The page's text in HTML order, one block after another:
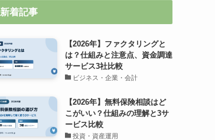
新着記事
【2026年】ファクタリングと
は？仕組みと注意点、資金調達
サービス3社比較
ビジネス・企業・会計
【2026年】無料保険相談はど
こがいい？仕組みの理解と3サ
ービス比較
投資・資産運用